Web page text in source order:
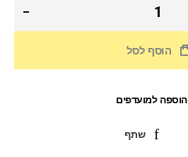
הוסף לסל
הוספה למועדפים
שתף